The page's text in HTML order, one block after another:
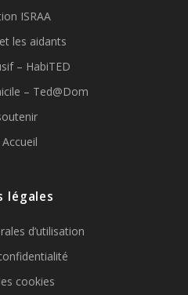
ISRAA
les aidants
– HabiTED
– Ted@Dom
légales
d’utilisation
cookies